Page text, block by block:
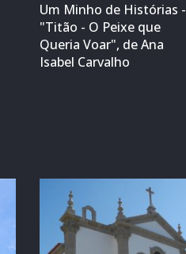
Um Minho de Histórias -
"Titão - O Peixe que
Queria Voar", de Ana
Isabel Carvalho